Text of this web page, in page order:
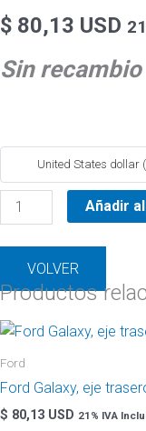
$ 80,13 USD
Sin recambio
United States dollar
Añadir
VOLVER
Productos
Ford
Ford Galaxy, eje
$ 80,13 USD 21% IVA